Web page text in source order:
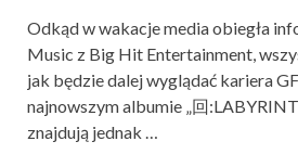
Odkąd w wakacje media obiegła
Music z Big Hit Entertainment,
jak będzie dalej wyglądać kariera
najnowszym albumie „回
znajdują jednak …